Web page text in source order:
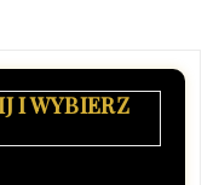
I WYBIERZ